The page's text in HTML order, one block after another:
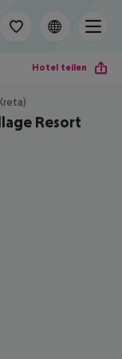
Hotel teilen
Resort